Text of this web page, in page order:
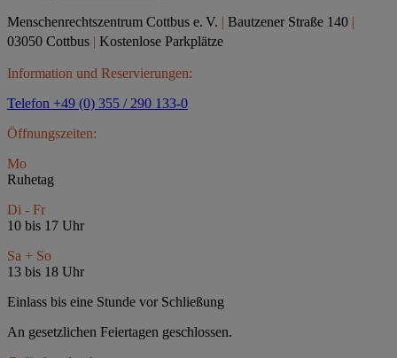
Menschenrechtszentrum Cottbus e. V. | Bautzener Straße 140 |
03050 Cottbus | Kostenlose Parkplätze
Information und Reservierungen:
Telefon +49 (0) 355 / 290 133-0
Öffnungszeiten:
Mo
Ruhetag
Di - Fr
10 bis 17 Uhr
Sa + So
13 bis 18 Uhr
Einlass bis eine Stunde vor Schließung
An gesetzlichen Feiertagen geschlossen.